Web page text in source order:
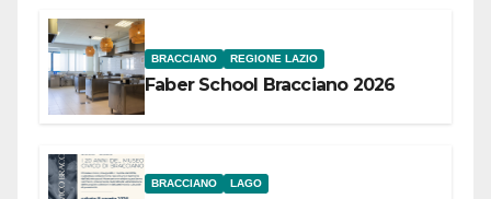
BRACCIANO REGIONE LAZIO
Faber School Bracciano 2026
BRACCIANO LAGO